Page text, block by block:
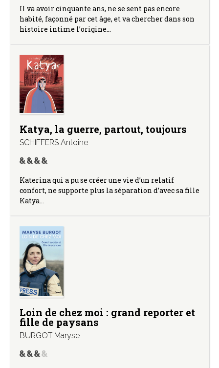
Il va avoir cinquante ans, ne se sent pas encore
habité, façonné par cet âge, et va chercher dans son
histoire intime l’origine…
Katya, la guerre, partout, toujours
SCHIFFERS Antoine
Katerina qui a pu se créer une vie d’un relatif
confort, ne supporte plus la séparation d’avec sa fille
Katya…
Loin de chez moi : grand reporter et
fille de paysans
BURGOT Maryse